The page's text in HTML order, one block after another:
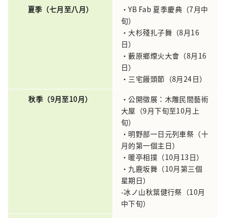
夏季（七月至八月）
・YB Fab 夏季慶典（7月中
旬）
・大杉殘扎子舞（8月16
日）
・藪原鄉煙火大會（8月16
日）
・三宅饅頭節（8月24日）
秋季（9月至10月）
・公開徵展：木雕民間藝術
大屋（9月下旬至10月上
旬）
・明野部一日元列車祭（十
月的第一個主日）
・暖亭相撲（10月13日）
・九鹿坂舞（10月第三個
星期日）
-冰ノ山秋葉健行祭（10月
中下旬）